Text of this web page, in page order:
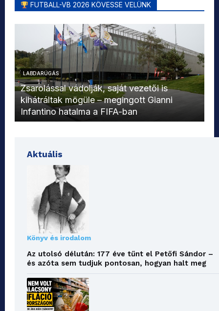
FUTBALL-VB 2026 KÖVESSE VELÜNK
LABDARÚGÁS
Zsarolással vádolják, saját vezetői is
kihátráltak mögüle – megingott Gianni
Infantino hatalma a FIFA-ban
Aktuális
Könyv és irodalom
Az utolsó délután: 177 éve tűnt el Petőfi Sándor –
és azóta sem tudjuk pontosan, hogyan halt meg